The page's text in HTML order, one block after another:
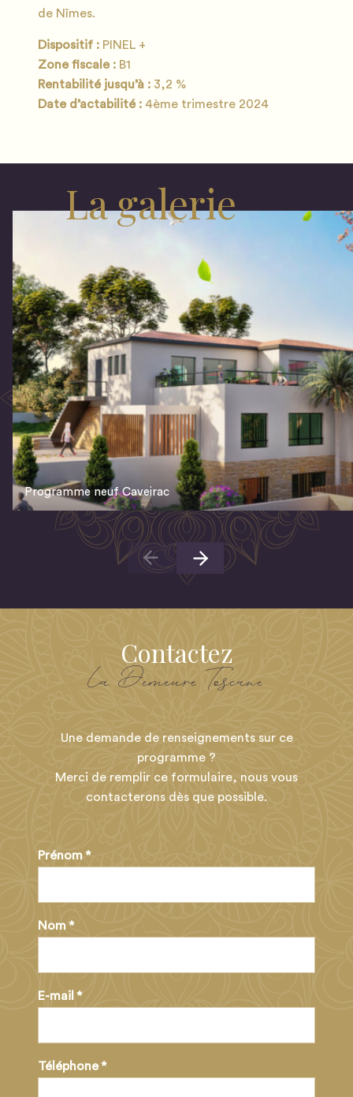
de Nîmes.
Dispositif : PINEL +
Zone fiscale : B1
Rentabilité jusqu’à : 3,2 %
Date d’actabilité : 4ème trimestre 2024
La galerie
Programme neuf Caveirac
Contactez
La Demeure Toscane
Une demande de renseignements sur ce
programme ?
Merci de remplir ce formulaire, nous vous
contacterons dès que possible.
Prénom*
Nom*
E-mail *
Téléphone*